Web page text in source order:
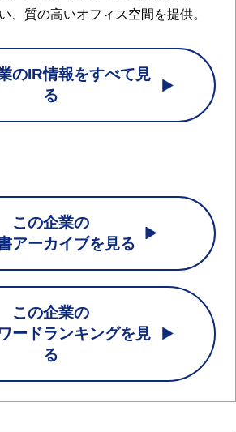
、質の高いオフィス空間を提供。
のIR情報をすべて見
る
この企業の
アーカイブを見る
この企業の
ードランキングを見
る